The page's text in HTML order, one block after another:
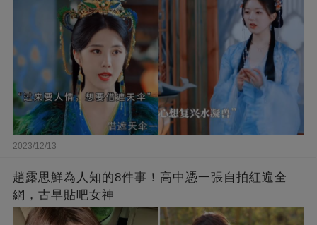
2023/12/13
趙露思鮮為人知的8件事！高中憑一張自拍紅遍全
網，古早貼吧女神